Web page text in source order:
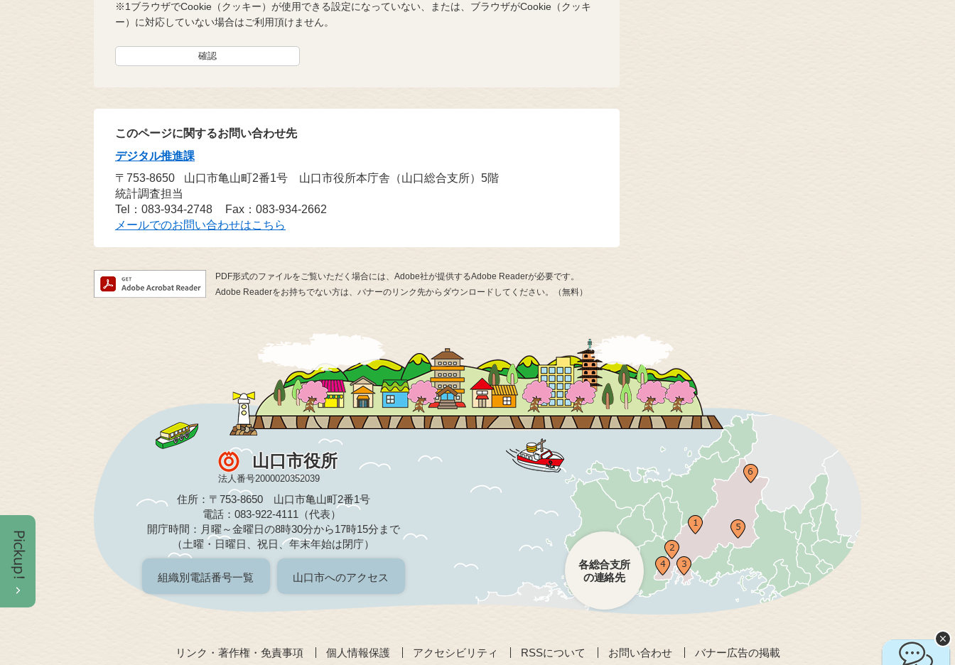
※1ブラウザでCookie（クッキー）が使用できる設定になっていない、または、ブラウザがCookie（クッキ
ー）に対応していない場合はご利用頂けません。
このページに関するお問い合わせ先
デジタル推進課
〒753-8650
山口市亀山町2番1号 山口市役所本庁舎（山口総合支所）5階
統計調査担当
Tel：083-934-2748
Fax：083-934-2662
メールでのお問い合わせはこちら
PDF形式のファイルをご覧いただく場合には、Adobe社が提供するAdobe Readerが必要です。
Adobe Readerをお持ちでない方は、バナーのリンク先からダウンロードしてください。（無料）
山口市役所
法人番号2000020352039
住所：〒753-8650 山口市亀山町2番1号
電話：083-922-4111（代表）
開庁時間：月曜～金曜日の8時30分から17時15分まで
（土曜・日曜日、祝日、年末年始は閉庁）
組織別電話番号一覧 山口市へのアクセス
各総合支所
の連絡先
リンク・著作権・免責事項 個人情報保護 アクセシビリティ RSSについて お問い合わせ バナー広告の掲載